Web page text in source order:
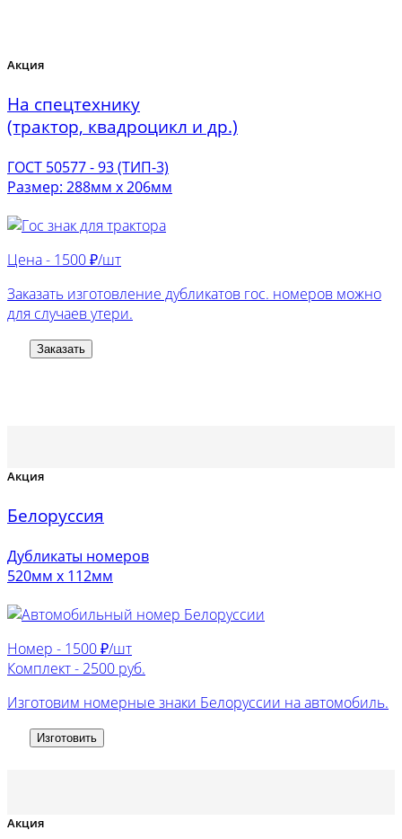
Акция
На спецтехнику
(трактор, квадроцикл и др.)
ГОСТ 50577 - 93 (ТИП-3)
Размер: 288мм х 206мм
Цена - 1500 ₽/шт
Заказать изготовление дубликатов гос. номеров можно
для случаев утери.
Заказать
Акция
Белоруссия
Дубликаты номеров
520мм х 112мм
Номер - 1500 ₽/шт
Комплект - 2500 руб.
Изготовим номерные знаки Белоруссии на автомобиль.
Изготовить
Акция